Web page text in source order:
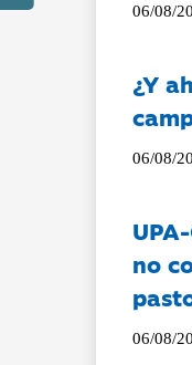
06/08/
¿Y
06/08/
no
06/08/